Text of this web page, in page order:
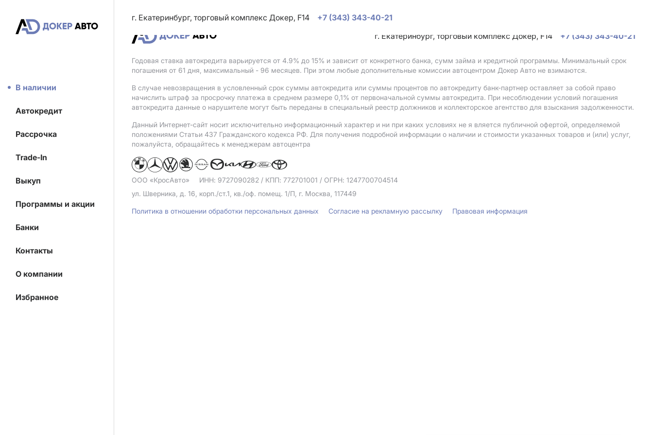
В наличии
Автокредит
Рассрочка
Trade-In
Выкуп
Программы и акции
Банки
Контакты
О компании
Избранное
г. Екатеринбург, торговый комплекс Докер, F14
+7 (343) 343-40-21
г. Екатеринбург, торговый комплекс Докер, F14
+7 (343) 343-40-21
Годовая ставка автокредита варьируется от 4.9% до 15% и зависит от конкретного банка, сумм займа и кредитной программы. Минимальный срок
погашения от 61 дня, максимальный - 96 месяцев. При этом любые дополнительные комиссии автоцентром Докер Авто не взимаются.
В случае невозвращения в условленный срок суммы автокредита или суммы процентов по автокредиту банк-партнер оставляет за собой право
начислить штраф за просрочку платежа в среднем размере 0,1% от первоначальной суммы автокредита. При несоблюдении условий погашения
автокредита данные о нарушителе могут быть переданы в специальный реестр должников и коллекторское агентство для взыскания задолженности.
Данный Интернет-сайт носит исключительно информационный характер и ни при каких условиях не я вляется публичной офертой, определяемой
положениями Статьи 437 Гражданского кодекса РФ. Для получения подробной информации о наличии и стоимости указанных товаров и (или) услуг,
пожалуйста, обращайтесь к менеджерам автоцентра
ООО «КросАвто» ИНН: 9727090282 / КПП: 772701001 / ОГРН: 1247700704514
ул. Шверника, д. 16, корп./ст.1, кв./оф. помещ. 1/П, г. Москва, 117449
Политика в отношении обработки персональных данных Согласие на рекламную рассылку Правовая информация